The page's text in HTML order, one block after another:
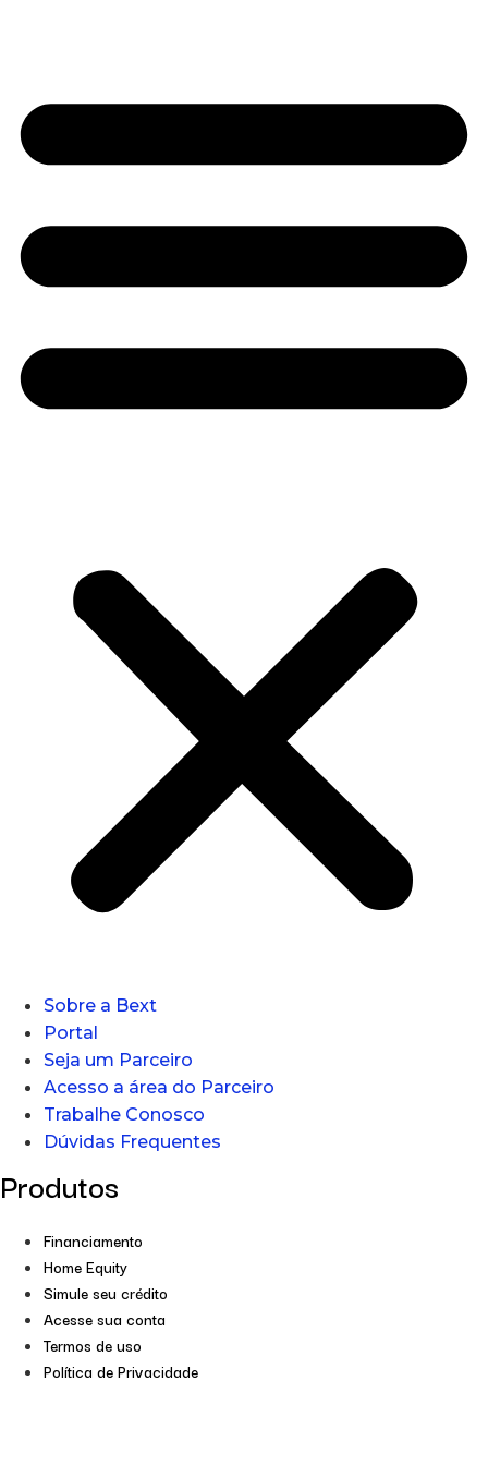
Sobre a Bext
Portal
Seja um Parceiro
Acesso a área do Parceiro
Trabalhe Conosco
Dúvidas Frequentes
Produtos
Financiamento
Home Equity
Simule seu crédito
Acesse sua conta
Termos de uso
Política de Privacidade